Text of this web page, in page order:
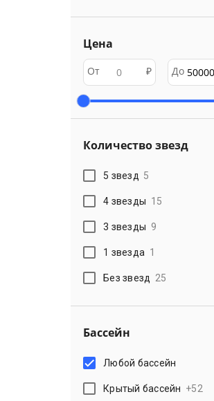
Цена
От ₽ До
Количество звезд
5 звезд 5
4 звезды 15
3 звезды 9
1 звезда 1
Без звезд 25
Бассейн
Любой бассейн
Крытый бассейн +52